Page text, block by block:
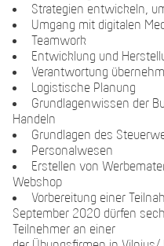
Strategien entwickeln,
Umgang mit digitalen
Teamwork
Entwicklung und
Verantwortung
Logistische Planung
Grundlagenwissen der
Handeln
Grundlagen des
Personalwesen
Erstellen von
Webshop
Vorbereitung einer
September 2020 dürfen
Teilnehmer an